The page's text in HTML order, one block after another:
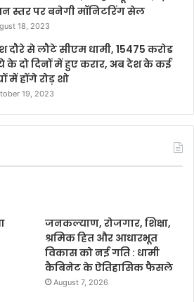
स्तर पर बनेगी मॉनिटरिंग सेल
18, 2023
दौरे से लौटे सीएम धामी, 15475 करोड
के दो दिनों में हुए करार, अब देश के कई
में होंगे रोड़ शो
19, 2023
जनकल्याण, रोजगार, शिक्षा,
श्रमिक हित और आधारभूत
विकास को नई गति : धामी
कैबिनेट के ऐतिहासिक फैसले
August 7, 2026